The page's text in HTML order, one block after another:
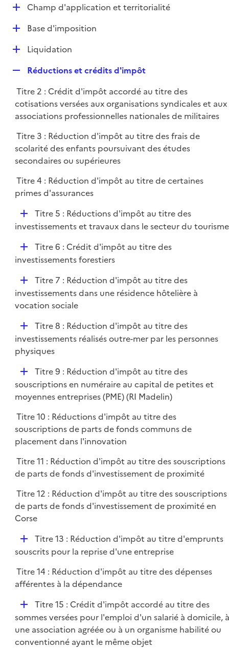
p
l
i
e
DChamp d'application et territorialité
D
e
r
Base d'imposition
D
l
i
e
r
Liquidation
p
l
i
e
Réductions et crédits d'impôt
Titre 2 : Crédit d'impôt accordé au titre des
cotisations versées aux organisations syndicales et aux
associations professionnelles nationales de militaires
Titre 3 : Réduction d'impôt au titre des frais de
scolarité des enfants poursuivant des études
secondaires ou supérieures
Titre 4 : Réduction d'impôt au titre de certaines
primes d'assurances
D
é
i
Titre 5 : Réductions d'impôt au titre des
investissements et travaux dans le secteur du tourisme
D
é
i
e
Titre 6 : Crédit d'impôt au titre des
investissements forestiers
D
é
p
e
r
Titre 7 : Réduction d'impôt au titre des
investissements dans une résidence hôtelière à
vocation sociale
D
é
p
e
r
Titre 8 : Réduction d'impôt au titre des
investissements réalisés outre-mer par les personnes
physiques
D
é
p
i
e
r
Titre 9 : Réduction d'impôt au titre des
souscriptions en numéraire au capital de petites et
moyennes entreprises (PME) (RI Madelin)
Titre 10 : Réductions d'impôt au titre des
souscriptions de parts de fonds communs de
placement dans l'innovation
Titre 11 : Réduction d'impôt au titre des souscriptions
de parts de fonds d'investissement de proximité
Titre 12 : Réduction d'impôt au titre des souscriptions
de parts de fonds d'investissement de proximité en
Corse
D
é
l
i
Titre 13 : Réduction d'impôt au titre d'emprunts
souscrits pour la reprise d'une entreprise
Titre 14 : Réduction d'impôt au titre des dépenses
afférentes à la dépendance
D
é
p
l
Titre 15 : Crédit d'impôt accordé au titre des
sommes versées pour l'emploi d'un salarié à domicile, à
une association agréée ou à un organisme habilité ou
conventionné ayant le même objet